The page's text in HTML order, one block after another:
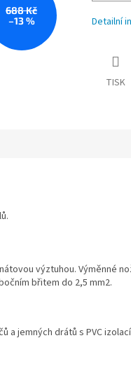
688 Kč
–13 %
Detailní
TISK
výztuhou. Výměnné
břitem do 2,5 mm2.
a jemných drátů s PVC